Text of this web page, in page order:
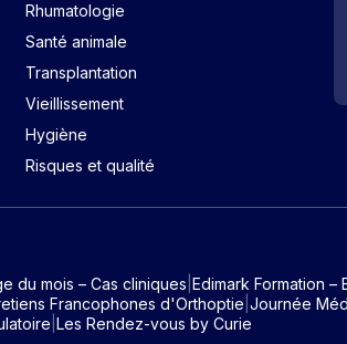
Rhumatologie
Santé animale
Transplantation
Vieillissement
Hygiène
Risques et qualité
du mois – Cas cliniques Edimark Formation –
Francophones d'Orthoptie Journée
Les Rendez-vous by Curie